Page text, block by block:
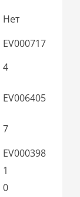
Нет
EV000717
4
EV006405
7
EV000398
1
0